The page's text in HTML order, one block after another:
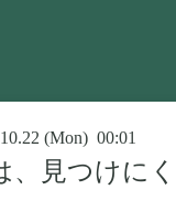
(Mon) 00:01
、見つけに